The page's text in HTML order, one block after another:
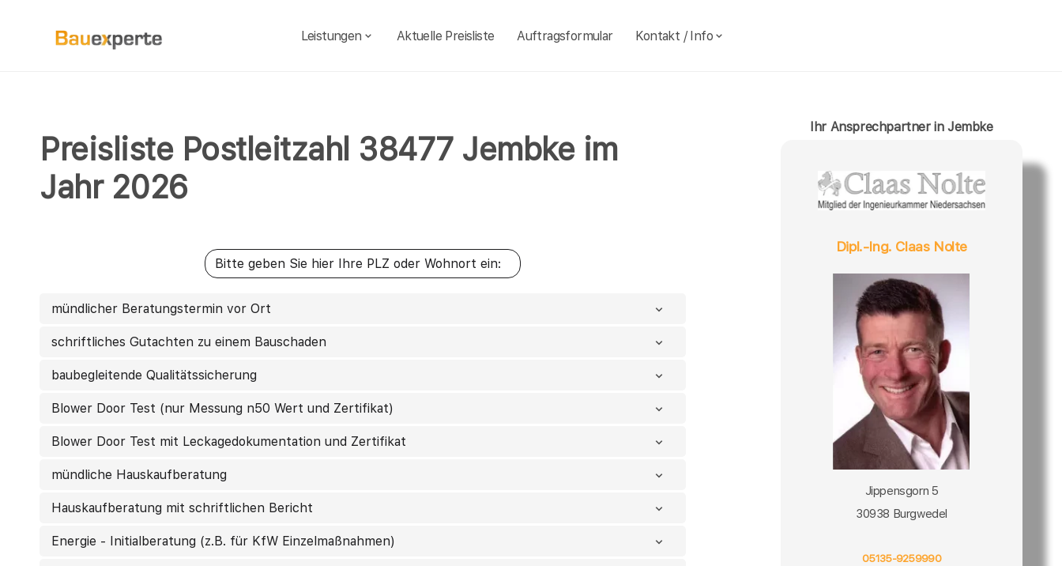
Leistungen Aktuelle Preisliste Auftragsformular Kontakt / Info
Preisliste Postleitzahl 38477 Jembke im
Jahr 2026
mündlicher Beratungstermin vor Ort
schriftliches Gutachten zu einem Bauschaden
baubegleitende Qualitätssicherung
Blower Door Test (nur Messung n50 Wert und Zertifikat)
Blower Door Test mit Leckagedokumentation und Zertifikat
mündliche Hauskaufberatung
Hauskaufberatung mit schriftlichen Bericht
Energie - Initialberatung (z.B. für KfW Einzelmaßnahmen)
Ihr Ansprechpartner in Jembke
Dipl.-Ing. Claas Nolte
Jippensgorn 5
30938 Burgwedel
05135-9259990